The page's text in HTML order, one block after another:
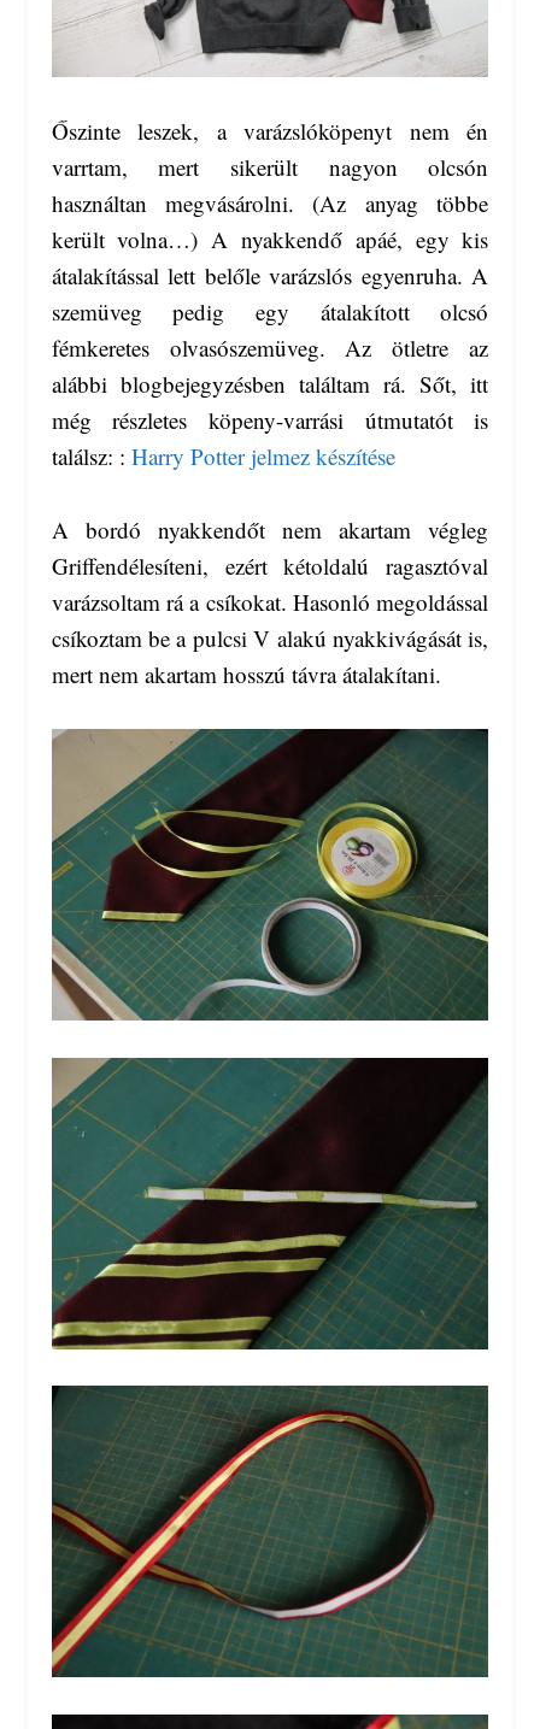
Őszinte leszek, a varázslóköpenyt nem én
varrtam, mert sikerült nagyon olcsón
használtan megvásárolni. (Az anyag többe
került volna…) A nyakkendő apáé, egy kis
átalakítással lett belőle varázslós egyenruha. A
szemüveg pedig egy átalakított olcsó
fémkeretes olvasószemüveg. Az ötletre az
alábbi blogbejegyzésben találtam rá. Sőt, itt
még részletes köpeny-varrási útmutatót is
találsz: : Harry Potter jelmez készítése
A bordó nyakkendőt nem akartam végleg
Griffendélesíteni, ezért kétoldalú ragasztóval
varázsoltam rá a csíkokat. Hasonló megoldással
csíkoztam be a pulcsi V alakú nyakkivágását is,
mert nem akartam hosszú távra átalakítani.